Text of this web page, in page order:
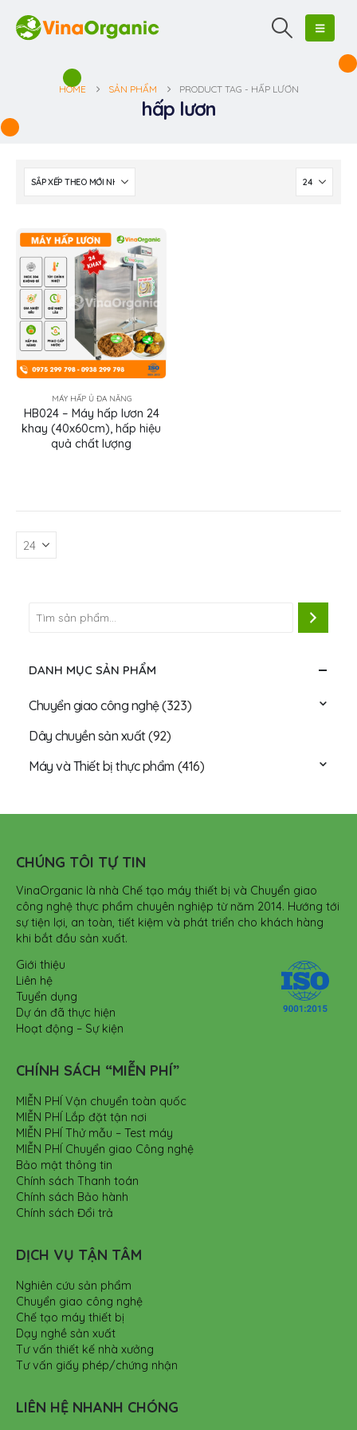
HOME SẢN PHẨM PRODUCT TAG - HẤP LƯƠN
hấp lươn
MÁY HẤP Ủ ĐA NĂNG
HB024 – Máy hấp lươn 24
khay (40x60cm), hấp hiệu
quả chất lượng
DANH MỤC SẢN PHẨM
Chuyển giao công nghệ(323)
Dây chuyền sản xuất(92)
Máy và Thiết bị thực phẩm (416)
CHÚNG TÔI TỰ TIN
VinaOrganic là nhà Chế tạo máy thiết bị và Chuyển giao
công nghệ thực phẩm chuyên nghiệp từ năm 2014. Hướng tới
sự tiện lợi, an toàn, tiết kiệm và phát triển cho khách hàng
khi bắt đầu sản xuất.
Giới thiệu
Liên hệ
Tuyển dụng
Dự án đã thực hiện
Hoạt động – Sự kiện
CHÍNH SÁCH “MIỄN PHÍ”
MIỄN PHÍ Vận chuyển toàn quốc
MIỄN PHÍ Lắp đặt tận nơi
MIỄN PHÍ Thử mẫu – Test máy
MIỄN PHÍ Chuyển giao Công nghệ
Bảo mật thông tin
Chính sách Thanh toán
Chính sách Bảo hành
Chính sách Đổi trả
DỊCH VỤ TẬN TÂM
Nghiên cứu sản phẩm
Chuyển giao công nghệ
Chế tạo máy thiết bị
Dạy nghề sản xuất
Tư vấn thiết kế nhà xưởng
Tư vấn giấy phép/chứng nhận
LIÊN HỆ NHANH CHÓNG